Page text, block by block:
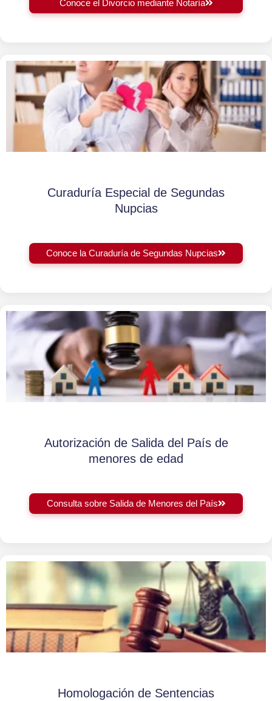
Conoce el Divorcio mediante Notaría
Curaduría Especial de Segundas
Nupcias
Conoce la Curaduría de Segundas Nupcias
Autorización de Salida del País de
menores de edad
Consulta sobre Salida de Menores del País
Homologación de Sentencias